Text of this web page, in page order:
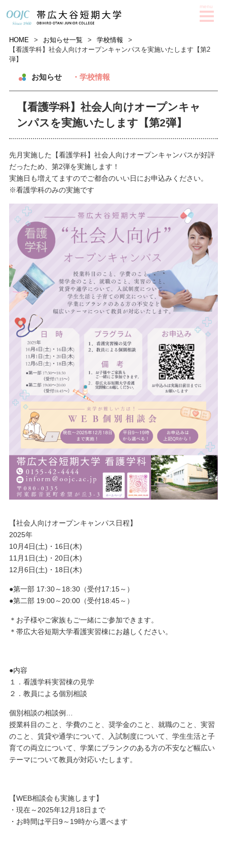
HOME > お知らせ一覧 > 学校情報
>
【看護学科】社会人向けオープンキャンパスを実施いたします【第2
弾】
お知らせ ・学校情報
【看護学科】社会人向けオープンキャ
ンパスを実施いたします【第2弾】
先月実施した【看護学科】社会人向けオープンキャンパスが好評
だったため、第2弾を実施します！
実施日も増えてますのでご都合のいい日にお申込みください。
※看護学科のみの実施です
【社会人向けオープンキャンパス日程】
2025年
10月4日(土)・16日(木)
11月1日(土)・20日(木)
12月6日(土)・18日(木)
●第一部 17:30～18:30（受付17:15～）
●第二部 19:00～20:00（受付18:45～）
＊お子様やご家族もご一緒にご参加できます。
＊帯広大谷短期大学看護実習棟にお越しください。
●内容
１．看護学科実習棟の見学
２．教員による個別相談
個別相談の相談例…
授業科目のこと、学費のこと、奨学金のこと、就職のこと、実習
のこと、賃貸や通学について、入試制度について、学生生活と子
育ての両立について、学業にブランクのある方の不安など幅広い
テーマについて教員が対応いたします。
【WEB相談会も実施します】
・現在～2025年12月18日まで
・お時間は平日9～19時から選べます